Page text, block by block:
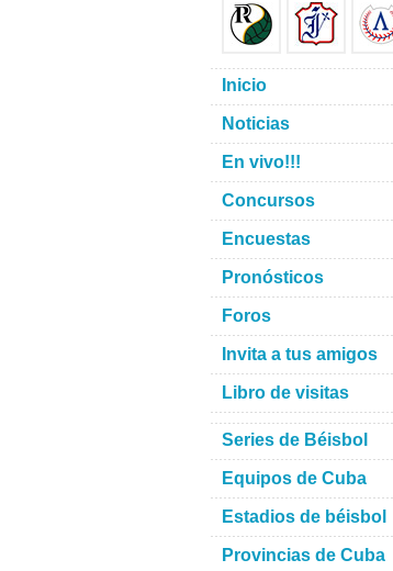
Inicio
Noticias
En vivo!!!
Concursos
Encuestas
Pronósticos
Foros
Invita a tus amigos
Libro de visitas
Series de Béisbol
Equipos de Cuba
Estadios de béisbol
Provincias de Cuba